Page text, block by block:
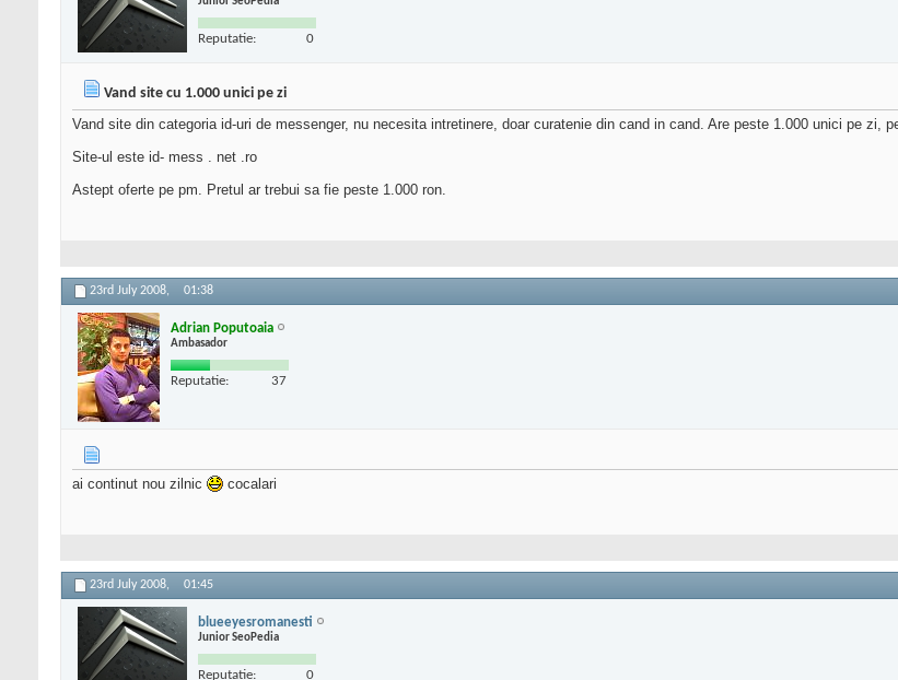
Reputatie: 0
Vand site cu 1.000 unici pe zi
Vand site din categoria id-uri de messenger, nu necesita intretinere, doar curatenie din cand in cand. Are peste 1.000 unici pe zi,
Site-ul este id- mess . net .ro
Astept oferte pe pm. Pretul ar trebui sa fie peste 1.000 ron.
23rd July 2008, 01:38
Adrian Poputoaia
Ambasador
Reputatie: 37
ai continut nou zilnic cocalari
23rd July 2008, 01:45
blueeyesromanesti
Junior SeoPedia
Reputatie: 0